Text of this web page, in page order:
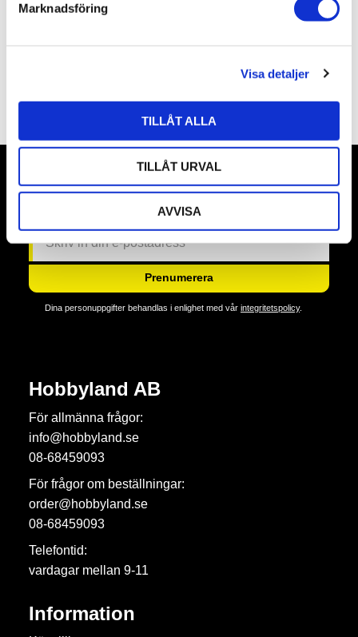
Marknadsföring
Visa detaljer
TILLÅT ALLA
TILLÅT URVAL
AVVISA
Prenumerera
Dina personuppgifter behandlas i enlighet med vår integritetspolicy.
Hobbyland AB
För allmänna frågor:
info@hobbyland.se
08-68459093
För frågor om beställningar:
order@hobbyland.se
08-68459093
Telefontid:
vardagar mellan 9-11
Information